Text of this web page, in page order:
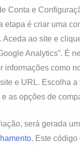
Conta e
etapa é criar uma
Aceda ao site e
Analytics”. É
informações como
e URL. Escolha a
e as opções de
será gerada
. Este código